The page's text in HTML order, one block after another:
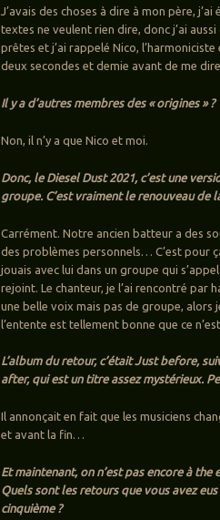
J’avais des choses à dire à mon père,
textes ne veulent rien dire, donc j’ai
prêtes et j’ai rappelé Nico,
deux secondes et demie avant de me dire
Il y a d’autres membres des « origines » ?
Non, il n’y a que Nico et moi.
Donc, le Diesel Dust 2021, c’est une
groupe. C’est vraiment le renouveau de
Carrément. Notre ancien batteur a des
des problèmes personnels… C’est pour
jouais avec lui dans un groupe qui
rejoint. Le chanteur, je l’ai rencontré par
une belle voix mais pas de groupe, alors
l’entente est tellement bonne que ce
L’album du retour, c’était Just before,
after, qui est un titre assez mystérieux.
Il annonçait en fait que les musiciens
et avant la fin…
Et maintenant, on n’est pas encore à
Quels sont les retours que vous avez
cinquième ?